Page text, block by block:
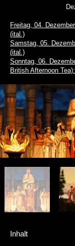
Freitag, 04.
(ital.)
Samstag, 05.
(ital.)
Sonntag, 06.
British Afternoon
Inhalt